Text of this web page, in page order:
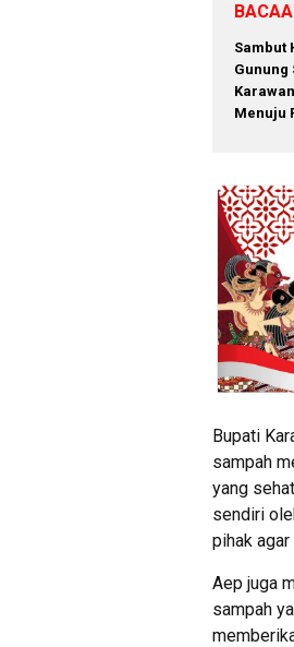
Sambut
Gunung
Menuju
Bupati
sampah
yang
sendiri
pihak
Aep juga
sampah